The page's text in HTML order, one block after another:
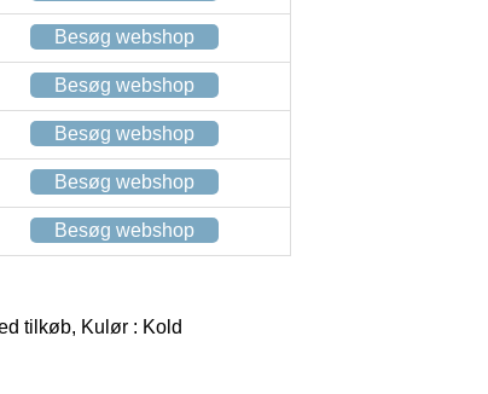
Besøg webshop
Besøg webshop
Besøg webshop
Besøg webshop
Besøg webshop
tilkøb, Kulør : Kold